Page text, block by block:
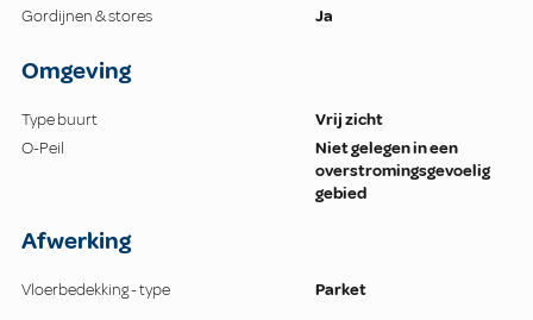
Gordijnen & stores
Ja
Omgeving
Type buurt
Vrij zicht
O-Peil
Niet gelegen in een
overstromingsgevoelig
gebied
Afwerking
Vloerbedekking - type Parket